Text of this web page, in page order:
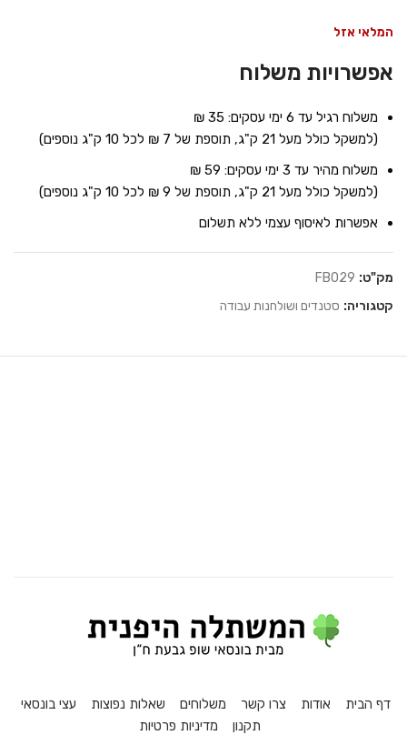
המלאי אזל
אפשרויות משלוח
משלוח רגיל עד 6 ימי עסקים: 35 ₪
(למשקל כולל מעל 21 ק"ג, תוספת של 7 ₪ לכל 10 ק"ג נוספים)
משלוח מהיר עד 3 ימי עסקים: 59 ₪
(למשקל כולל מעל 21 ק"ג, תוספת של 9 ₪ לכל 10 ק"ג נוספים)
אפשרות לאיסוף עצמי ללא תשלום
מק"ט: FB029
קטגוריה: סטנדים ושולחנות עבודה
דף הבית אודות צרו קשר משלוחים שאלות נפוצות
עצי בונסאי
תקנון
מדיניות פרטיות